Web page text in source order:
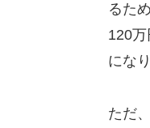
るた
120
にな
ただ